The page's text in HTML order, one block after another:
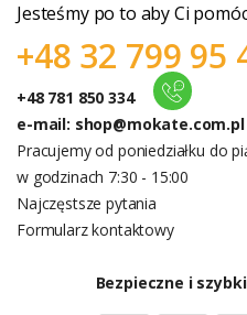
Jesteśmy po to aby Ci
+48 32 799 95
+48 781 850 334
e-mail: shop@mokate.com.pl
Pracujemy od poniedziałku do
w godzinach 7:30 - 15:00
Najczęstsze pytania
Formularz kontaktowy
Bezpieczne i